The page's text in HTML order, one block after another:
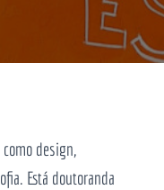
design,
Está doutoranda